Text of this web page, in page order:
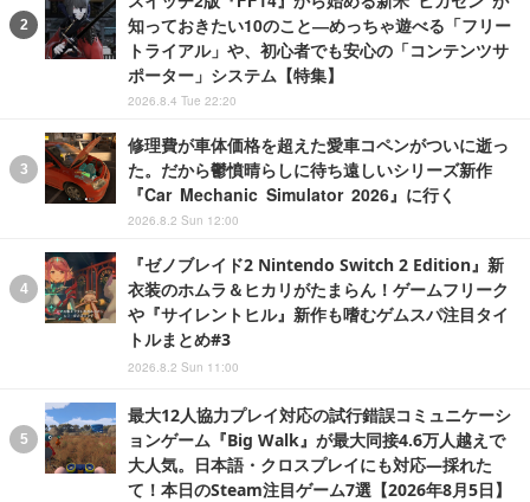
知っておきたい10のこと―めっちゃ遊べる「フリー
トライアル」や、初心者でも安心の「コンテンツサ
ポーター」システム【特集】
2026.8.4 Tue 22:20
修理費が車体価格を超えた愛車コペンがついに逝っ
た。だから鬱憤晴らしに待ち遠しいシリーズ新作
『Car Mechanic Simulator 2026』に行く
2026.8.2 Sun 12:00
『ゼノブレイド2 Nintendo Switch 2 Edition』新
衣装のホムラ＆ヒカリがたまらん！ゲームフリーク
や『サイレントヒル』新作も嗜むゲムスパ注目タイ
トルまとめ#3
2026.8.2 Sun 11:00
最大12人協力プレイ対応の試行錯誤コミュニケーシ
ョンゲーム『Big Walk』が最大同接4.6万人越えで
大人気。日本語・クロスプレイにも対応―採れた
て！本日のSteam注目ゲーム7選【2026年8月5日】